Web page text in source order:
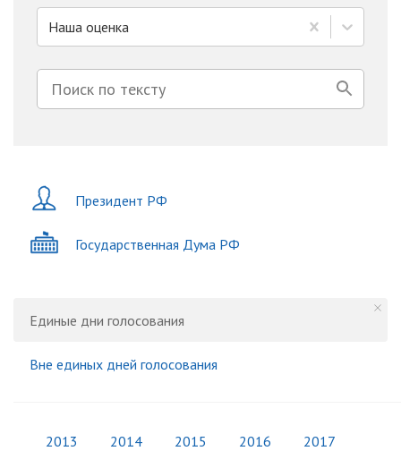
Наша оценка
Президент РФ
Государственная Дума РФ
Единые дни голосования
Вне единых дней голосования
2013 2014 2015 2016 2017